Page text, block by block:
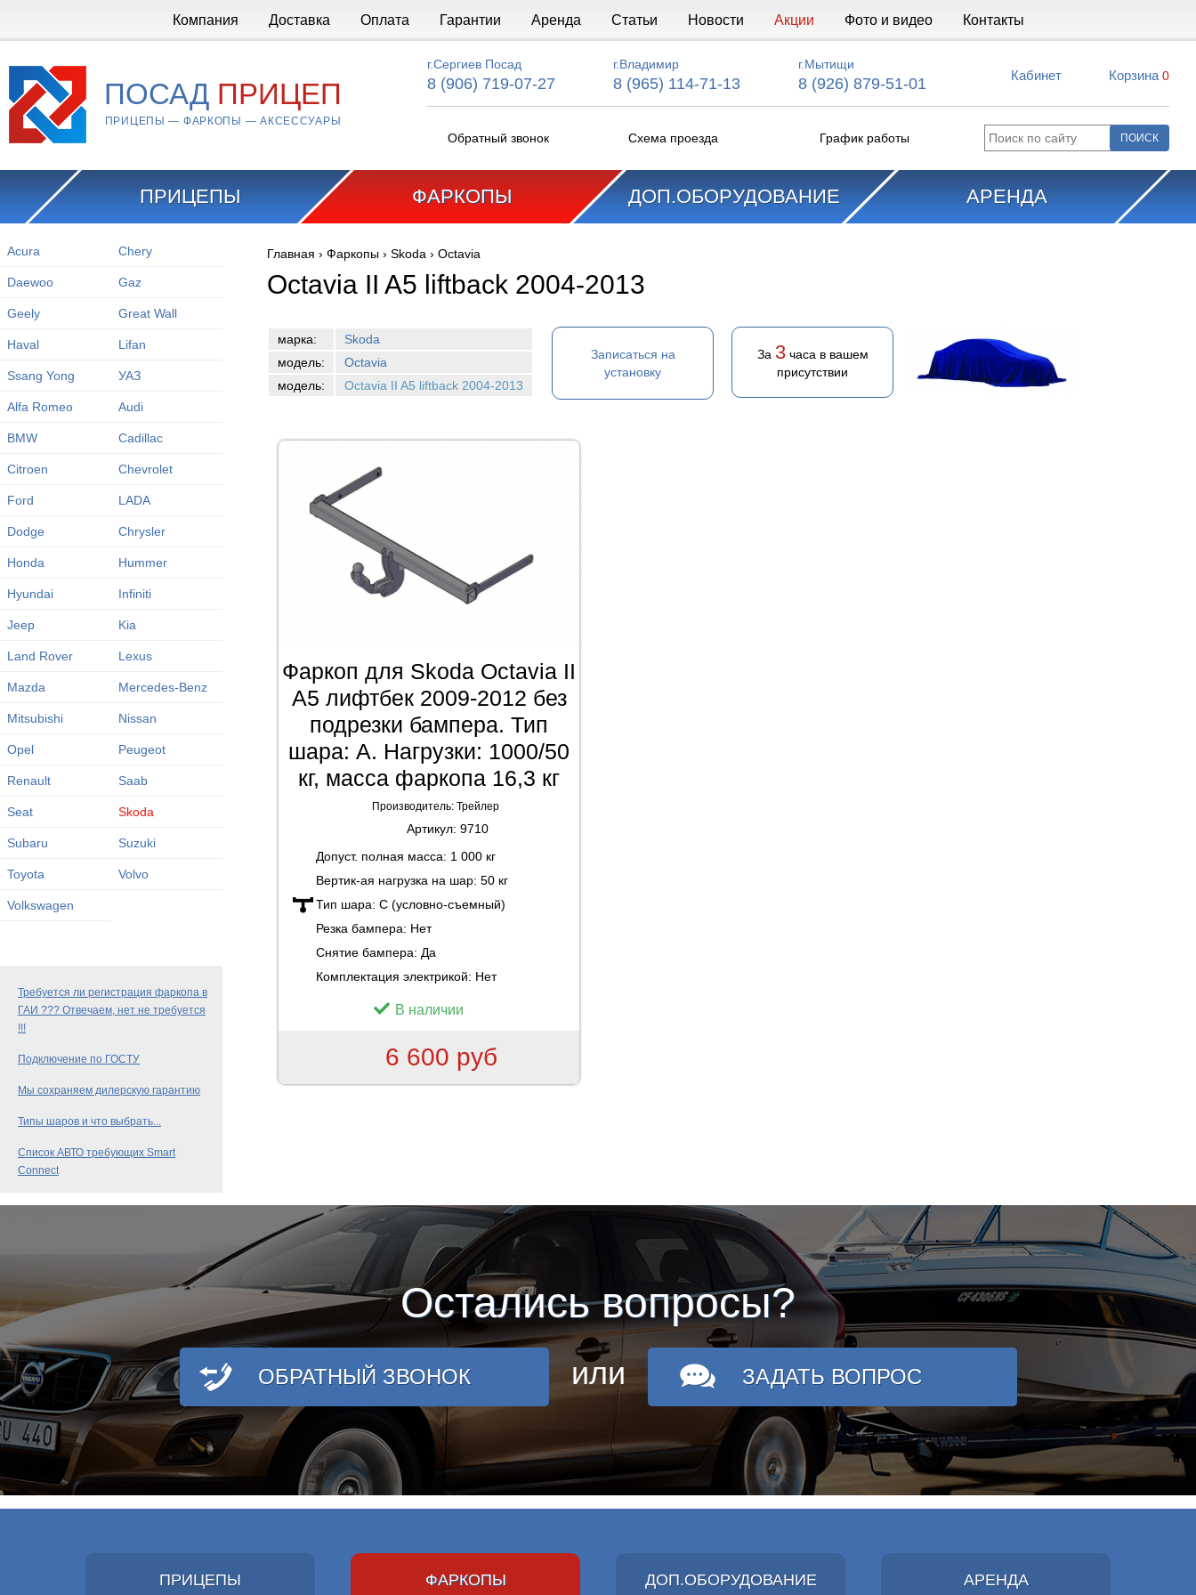
Компания Доставка Оплата Гарантии Аренда Статьи Новости Акции Фото и видео Контакты
ПОСАД ПРИЦЕП
ПРИЦЕПЫ — ФАРКОПЫ — АКСЕССУАРЫ
г.Сергиев Посад
8 (906) 719-07-27
г.Владимир
8 (965) 114-71-13
г.Мытищи
8 (926) 879-51-01 Кабинет Корзина 0
Обратный звонок Схема проезда График работы
ПРИЦЕПЫ ФАРКОПЫ ДОП.ОБОРУДОВАНИЕ АРЕНДА
Acura Chery
Daewoo Gaz
Geely Great Wall
Haval Lifan
Ssang Yong УАЗ
Alfa Romeo Audi
BMW Cadillac
Citroen Chevrolet
Ford LADA
Dodge Chrysler
Honda Hummer
Hyundai Infiniti
Jeep Kia
Land Rover Lexus
Mazda Mercedes-Benz
Mitsubishi Nissan
Opel Peugeot
Renault Saab
Seat Skoda
Subaru Suzuki
Toyota Volvo
Volkswagen
Требуется ли регистрация фаркопа в
ГАИ ??? Отвечаем, нет не требуется
!!!
Подключение по ГОСТУ
Мы сохраняем дилерскую гарантию
Типы шаров и что выбрать...
Список АВТО требующих Smart
Connect
Вы здесь
Главная › Фаркопы › Skoda › Octavia
Octavia II A5 liftback 2004-2013
марка:
Skoda
модель:
Octavia
модель:
Octavia II A5 liftback 2004-2013
Записаться на
установку
За 3часа в вашем
присутствии
Фаркоп для Skoda Octavia II
A5 лифтбек 2009-2012 без
подрезки бампера. Тип
шара: A. Нагрузки: 1000/50
кг, масса фаркопа 16,3 кг
Производитель: Трейлер
Артикул: 9710
Допуст. полная масса: 1 000 кг
Вертик-ая нагрузка на шар: 50 кг
Тип шара: C (условно-съемный)
Резка бампера: Нет
Снятие бампера: Да
Комплектация электрикой: Нет
В наличии
6 600 руб
Остались вопросы?
ОБРАТНЫЙ ЗВОНОК или ЗАДАТЬ ВОПРОС
ПРИЦЕПЫ ФАРКОПЫ ДОП.ОБОРУДОВАНИЕ АРЕНДА